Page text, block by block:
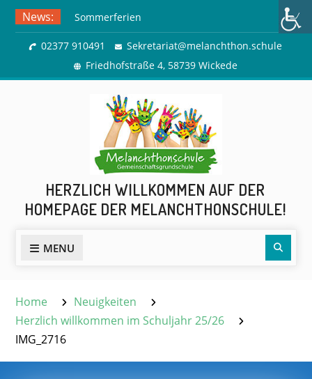
Skip
content
News:
Sommerferien
Ausflug zur Freilichtbühne
Herdringen
02377 910491
Sekretariat@melanchthon.schule
Friedhofstraße 4, 58739 Wickede
HERZLICH WILLKOMMEN AUF DER
HOMEPAGE DER MELANCHTHONSCHULE!
MENU
Home
Neuigkeiten
Herzlich willkommen im Schuljahr 25/26
IMG_2716